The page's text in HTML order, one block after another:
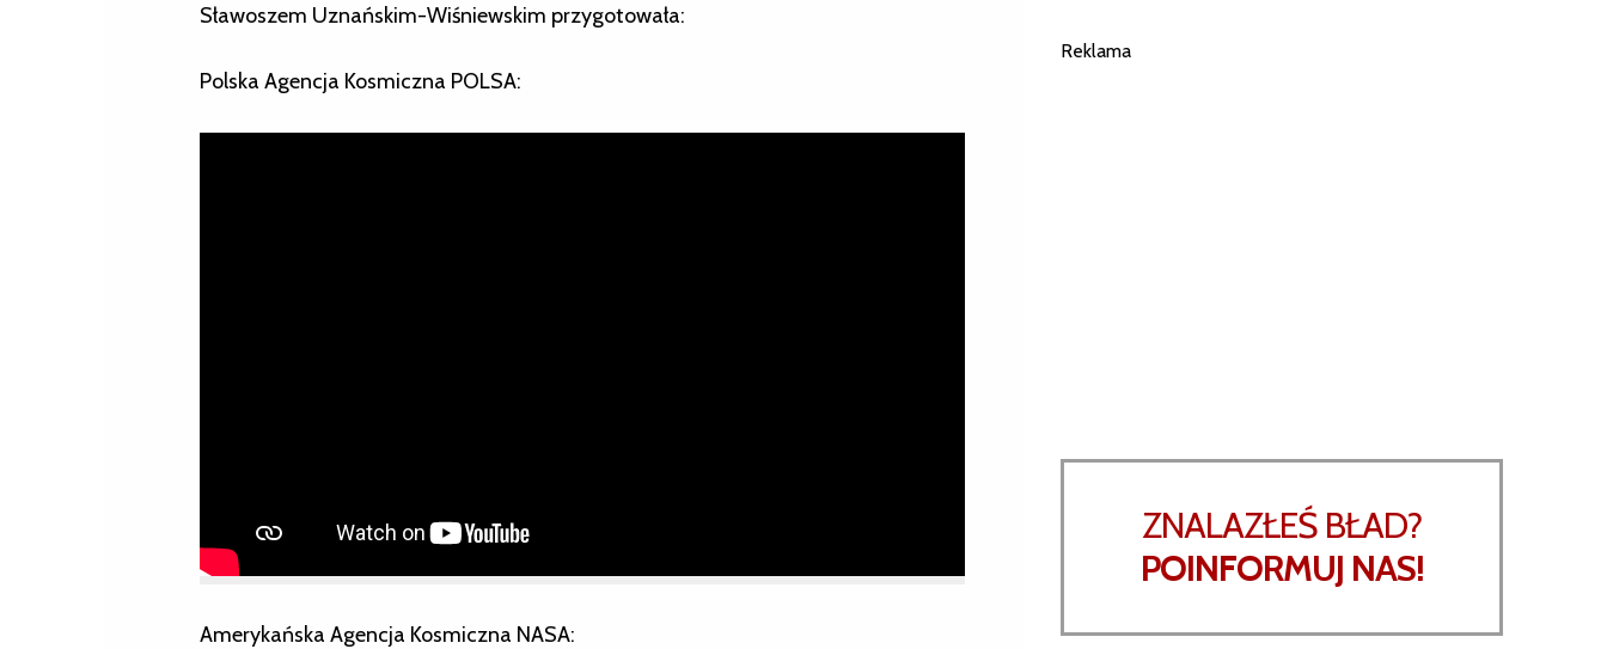
Sławoszem Uznańskim-Wiśniewskim przygotowała:
Polska Agencja Kosmiczna POLSA:
Amerykańska Agencja Kosmiczna NASA:
Reklama
ZNALAZŁEŚ BŁAD?
POINFORMUJ NAS!